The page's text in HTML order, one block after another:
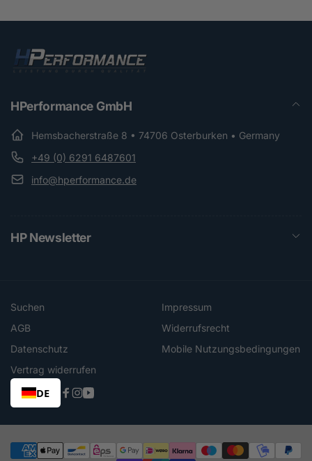
HPerformance GmbH
Hemsbacherstraße 8 • 74706 Osterburken • Germany
+49 (0) 6291 6487601
info@hperformance.de
HP Newsletter
Suchen
Impressum
AGB
Widerrufsrecht
Datenschutz
Mobile Nutzungsbedingungen
Vertrag widerrufen
DE
Facebook
Instagram
YouTube